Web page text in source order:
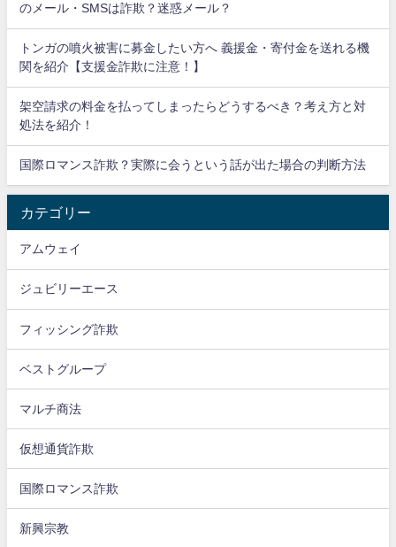
のメール・SMSは詐欺？迷惑メール？
トンガの噴火被害に募金したい方へ 義援金・寄付金を送れる機
関を紹介【支援金詐欺に注意！】
架空請求の料金を払ってしまったらどうするべき？考え方と対
処法を紹介！
国際ロマンス詐欺？実際に会うという話が出た場合の判断方法
カテゴリー
アムウェイ
ジュビリーエース
フィッシング詐欺
ベストグループ
マルチ商法
仮想通貨詐欺
国際ロマンス詐欺
新興宗教